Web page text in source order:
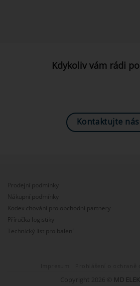
Kdykoliv vám rádi
Kontaktujte nás
Prodejní podmínky
Nákupní podmínky
Kodex chování pro obchodní partnery
Příručka logistiky
Technický list pro balení
Copyright 2026 © MD